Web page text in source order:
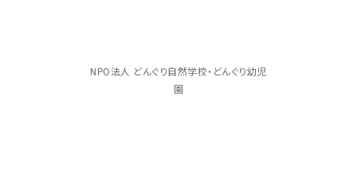
NPO法人 どんぐり自然学校・どんぐり幼児
園